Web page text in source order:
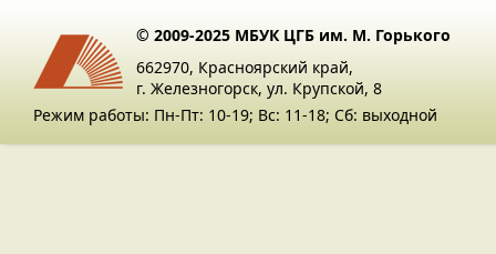
© 2009-2025 МБУК ЦГБ им. М. Горького
662970, Красноярский край,
г. Железногорск, ул. Крупской, 8
Режим работы: Пн-Пт: 10-19; Вс: 11-18; Сб: выходной